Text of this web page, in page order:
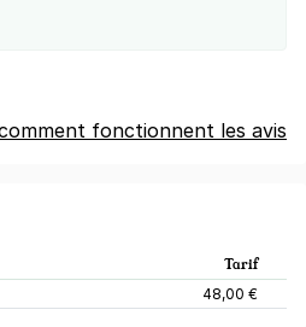
fonctionnent les avis
Tarif
48,00 €